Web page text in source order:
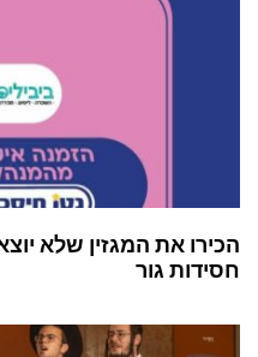
הכירו את המגזין שלא
חסידות גור